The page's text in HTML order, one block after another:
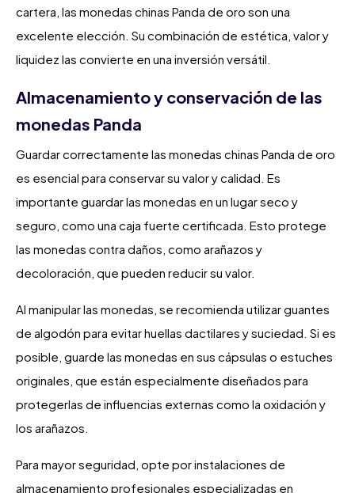
cartera, las monedas chinas Panda de oro son una
excelente elección. Su combinación de estética, valor y
liquidez las convierte en una inversión versátil.
Almacenamiento y conservación de las
monedas Panda
Guardar correctamente las monedas chinas Panda de oro
es esencial para conservar su valor y calidad. Es
importante guardar las monedas en un lugar seco y
seguro, como una caja fuerte certificada. Esto protege
las monedas contra daños, como arañazos y
decoloración, que pueden reducir su valor.
Al manipular las monedas, se recomienda utilizar guantes
de algodón para evitar huellas dactilares y suciedad. Si es
posible, guarde las monedas en sus cápsulas o estuches
originales, que están especialmente diseñados para
protegerlas de influencias externas como la oxidación y
los arañazos.
Para mayor seguridad, opte por instalaciones de
almacenamiento profesionales especializadas en